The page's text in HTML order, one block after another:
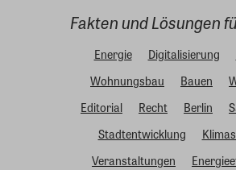
Fakten und Lösungen
Energie Digitalisierung
Wohnungsbau
Bauen
Editorial
Recht Berlin
Stadtentwicklung
Veranstaltungen